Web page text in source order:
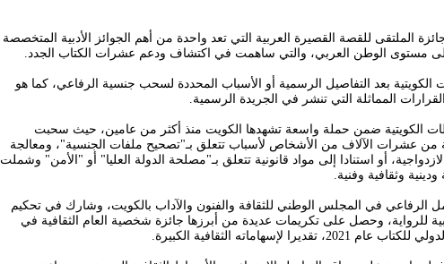
الملتقى للقصة القصيرة العربية التي تعد واحدة من أهم الجوائز الأدبية المتخصصة
مستوى الوطن العربي، والتي ساهمت في اكتشاف ودعم عشرات الكتاب الجدد.
الكويتية بعد التفاصيل الرسمية أو الأسباب المحددة لسحب جنسية الرفاعي، كما هو
المماثلة التي تنشر في الجريدة الرسمية.
الكويتية ضمن حملة واسعة تشهدها الكويت منذ أكثر من عامين، حيث سحبت
من عشرات الآلاف من الأشخاص لأسباب تتعلق بـ"تصحيح ملفات الجنسية"، ومعالجة
أو استنادا إلى مواد قانونية تتعلق بـ"مصلحة الدولة العليا" أو "الأمن" وشملت
وثقافية وفنية.
الرفاعي في المجلس الوطني للثقافة والفنون والآداب بالكويت، وشارك في تحكيم
للرواية، وحصل على تكريمات عديدة من أبرزها جائزة شخصية العام الثقافية في
لإسهاماته الثقافية الكبيرة.